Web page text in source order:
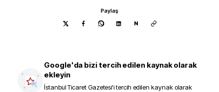
Paylaş
N
Google'da bizi tercih edilen kaynak olarak
ekleyin
İstanbul Ticaret Gazetesi'i tercih edilen kaynak olarak